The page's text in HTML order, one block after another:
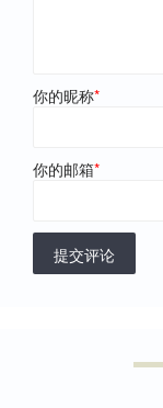
你的昵称*
你的邮箱*
提交评论